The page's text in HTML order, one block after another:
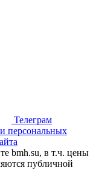
Телеграм
персональных
bmh.su, в т.ч. цены
публичной